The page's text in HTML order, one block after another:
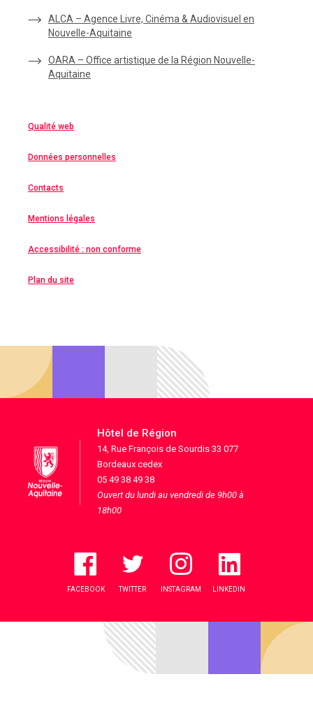
ALCA – Agence Livre, Cinéma & Audiovisuel en
Nouvelle-Aquitaine
OARA – Office artistique de la Région Nouvelle-
Aquitaine
Qualité web
Données personnelles
Contacts
Mentions légales
Accessibilité : non conforme
Plan du site
Hôtel de Région
14, Rue François de Sourdis 33 077
Bordeaux cedex
05 49 38 49 38
Ouvert du lundi au vendredi de 9h00 à
18h00
FACEBOOK TWITTER INSTAGRAM LINKEDIN